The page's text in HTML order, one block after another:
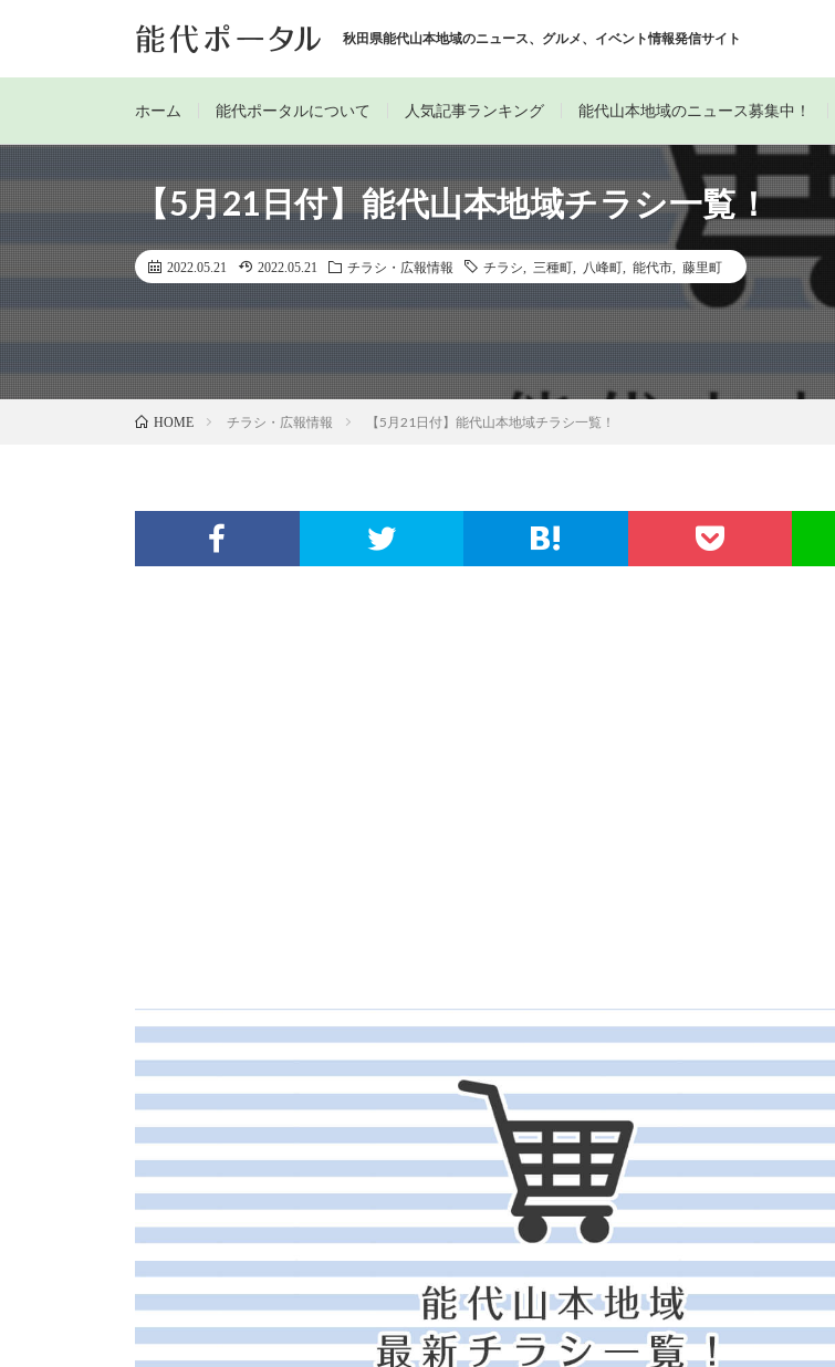
秋田県能代山本地域のニュース、グルメ、イベント情報発信サイト
ホーム 能代ポータルについて 人気記事ランキング 能代山本地域のニュース募集中！
【5月21日付】能代山本地域チラシ一覧！
2022.05.21 2022.05.21 チラシ・広報情報 チラシ 三種町 八峰町 能代市 藤里町
HOME チラシ・広報情報 【5月21日付】能代山本地域チラシ一覧！